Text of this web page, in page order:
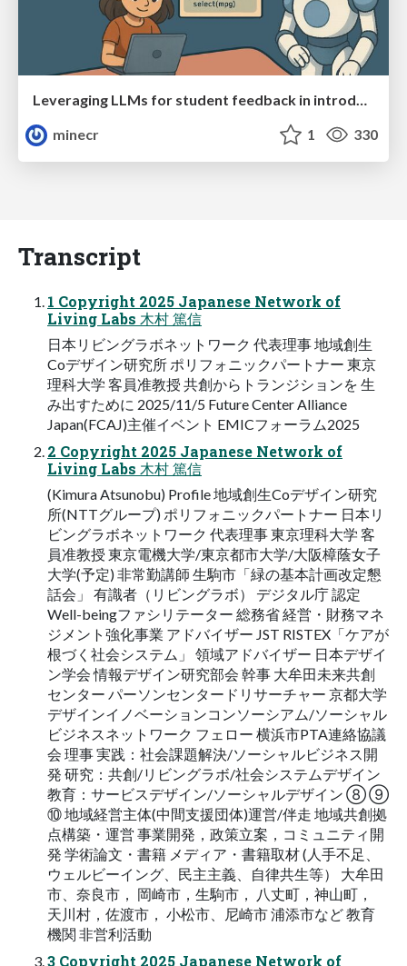
minecr
1 330
Transcript
1 Copyright 2025 Japanese Network of
Living Labs 木村 篤信
日本リビングラボネットワーク 代表理事 地域創生
Coデザイン研究所 ポリフォニックパートナー 東京
理科大学 客員准教授 共創からトランジションを 生
み出すために 2025/11/5 Future Center Alliance
Japan(FCAJ)主催イベント EMICフォーラム2025
2 Copyright 2025 Japanese Network of
Living Labs 木村 篤信
(Kimura Atsunobu) Profile 地域創生Coデザイン研究
所(NTTグループ) ポリフォニックパートナー 日本リ
ビングラボネットワーク 代表理事 東京理科大学 客
員准教授 東京電機大学/東京都市大学/大阪樟蔭女子
大学(予定) 非常勤講師 生駒市「緑の基本計画改定懇
話会」 有識者（リビングラボ） デジタル庁 認定
Well-beingファシリテーター 総務省 経営・財務マネ
ジメント強化事業 アドバイザー JST RISTEX「ケアが
根づく社会システム」 領域アドバイザー 日本デザイ
ン学会 情報デザイン研究部会 幹事 大牟田未来共創
センター パーソンセンタードリサーチャー 京都大学
デザインイノベーションコンソーシアム/ソーシャル
ビジネスネットワーク フェロー 横浜市PTA連絡協議
会 理事 実践：社会課題解決/ソーシャルビジネス開
発 研究：共創/リビングラボ/社会システムデザイン
教育：サービスデザイン/ソーシャルデザイン ⑧ ⑨
⑩ 地域経営主体(中間支援団体)運営/伴走 地域共創拠
点構築・運営 事業開発，政策立案，コミュニティ開
発 学術論文・書籍 メディア・書籍取材 (人手不足、
ウェルビーイング、民主主義、自律共生等） 大牟田
市、奈良市， 岡崎市，生駒市， 八丈町，神山町，
天川村，佐渡市， 小松市、尼崎市 浦添市など 教育
機関 非営利活動
3 Copyright 2025 Japanese Network of